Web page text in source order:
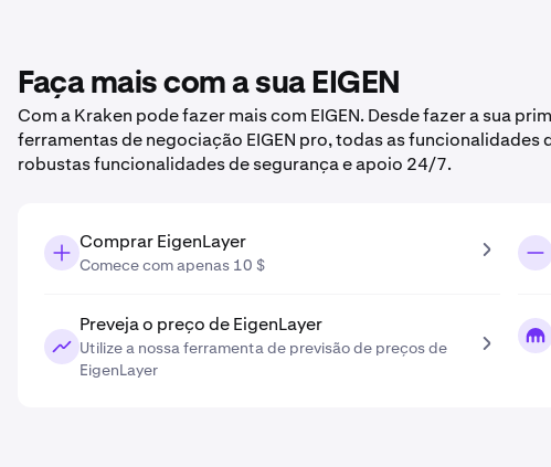
Faça mais com a sua EIGEN
Com a Kraken pode fazer mais com EIGEN. Desde fazer a sua
ferramentas de negociação EIGEN pro, todas as
robustas funcionalidades de segurança e apoio 24/7.
Comprar EigenLayer
Comece com apenas 10 $
Preveja o preço de EigenLayer
Utilize a nossa ferramenta de previsão de preços de
EigenLayer